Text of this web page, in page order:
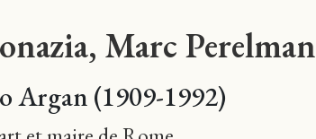
, Marc Perelman
Argan (1909-1992)